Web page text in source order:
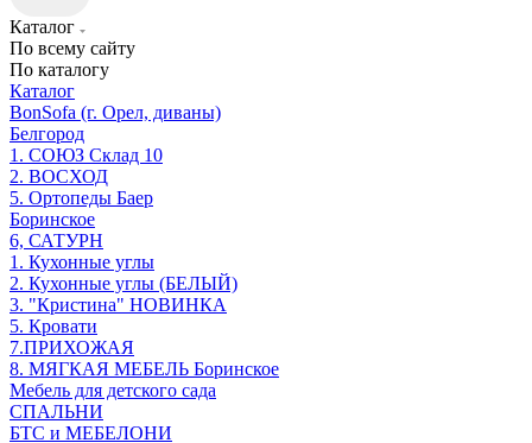
Каталог
По всему сайту
По каталогу
Каталог
BonSofa (г. Орел, диваны)
Белгород
1. СОЮЗ Склад 10
2. ВОСХОД
5. Ортопеды Баер
Боринское
6, САТУРН
1. Кухонные углы
2. Кухонные углы (БЕЛЫЙ)
3. "Кристина" НОВИНКА
5. Кровати
7.ПРИХОЖАЯ
8. МЯГКАЯ МЕБЕЛЬ Боринское
Мебель для детского сада
СПАЛЬНИ
БТС и МЕБЕЛОНИ